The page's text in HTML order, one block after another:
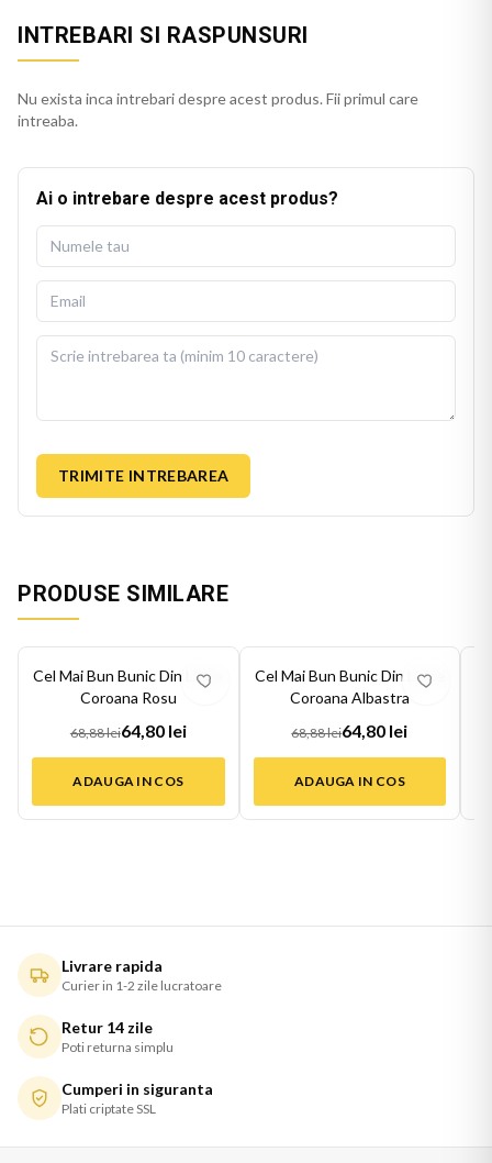
INTREBARI SI RASPUNSURI
Nu exista inca intrebari despre acest produs. Fii primul care
intreaba.
Ai o intrebare despre acest produs?
TRIMITE INTREBAREA
PRODUSE SIMILARE
6%
Cel Mai Bun Bunic Din Lume
Coroana Rosu
68,88 lei64,80 lei
ADAUGA IN COS
6%
Cel Mai Bun Bunic Din Lume
Coroana Albastra
68,88 lei64,80 lei
ADAUGA IN COS
Livrare rapida
Curier in 1-2 zile lucratoare
Retur 14 zile
Poti returna simplu
Cumperi in siguranta
Plati criptate SSL